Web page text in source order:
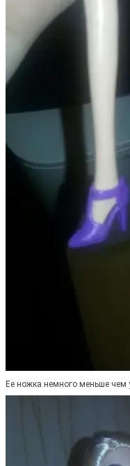
Ее ножка немного меньше чем